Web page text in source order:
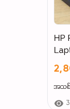
HP
အသ